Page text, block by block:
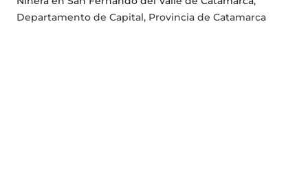
Departamento de Capital, Provincia de Catamarca